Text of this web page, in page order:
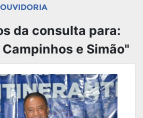
OUVIDORIA
da consulta para:
e Simão"